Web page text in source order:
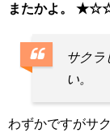
またかよ。
サクラ
い。
わずかですがサ